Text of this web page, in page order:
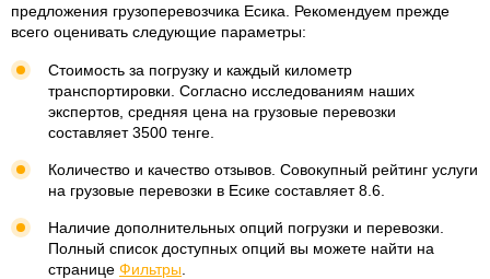
предложения грузоперевозчика Есика. Рекомендуем прежде
всего оценивать следующие параметры:
Стоимость за погрузку и каждый километр
транспортировки. Согласно исследованиям наших
экспертов, средняя цена на грузовые перевозки
составляет 3500 тенге.
Количество и качество отзывов. Совокупный рейтинг услуги
на грузовые перевозки в Есике составляет 8.6.
Наличие дополнительных опций погрузки и перевозки.
Полный список доступных опций вы можете найти на
странице Фильтры